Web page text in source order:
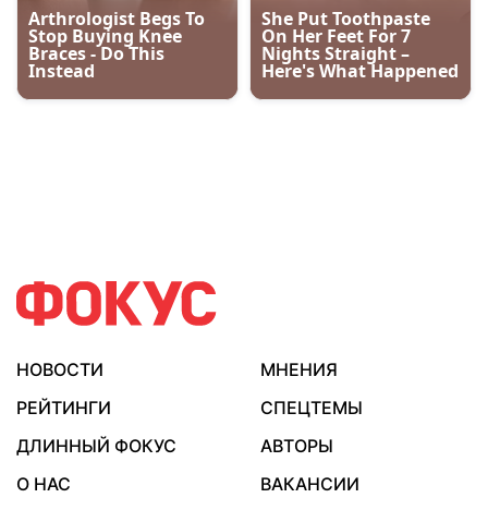
НОВОСТИ
МНЕНИЯ
РЕЙТИНГИ
СПЕЦТЕМЫ
ДЛИННЫЙ ФОКУС
АВТОРЫ
О НАС
ВАКАНСИИ